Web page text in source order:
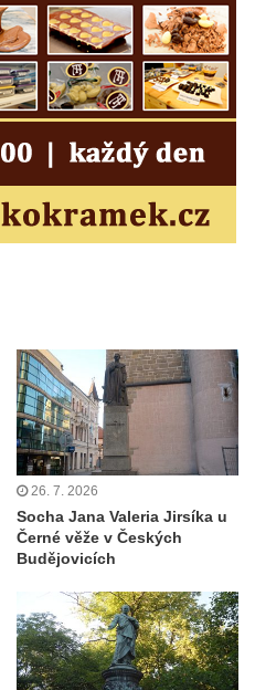
křížové cesty
Rumburku
v Dubé
na hřbitově
v Dubé
u
na hřbitově
ve Velkém
ve Velkém
26. 7. 2026
Socha Jana Valeria Jirsíka u
Černé věže v Českých
Budějovicích